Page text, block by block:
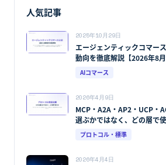
人気記事
2025年10月29日
エージェンティックコマー
動向を徹底解説【2026年8月
AIコマース
2026年4月9日
MCP・A2A・AP2・UCP・
選ぶかではなく、どの層で
新版】
プロトコル・標準
2026年4月4日